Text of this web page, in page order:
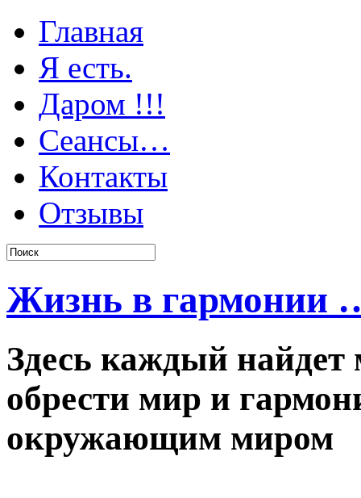
Главная
Я есть.
Даром !!!
Сеансы…
Контакты
Отзывы
Жизнь в гармонии
Здесь каждый найдет
обрести мир и
окружающим миром